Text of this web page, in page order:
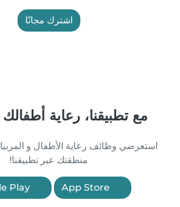
اشترك مجانًا
مع تطبيقنا، رعاية أطفالك
استعرضي وظائف رعاية الأطفال و
منطقتك عبر تطبيقنا!